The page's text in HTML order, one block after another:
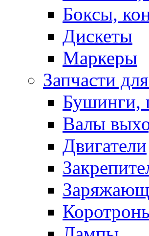
Боксы,
Дискеты
Маркеры
Запчасти
Бушинги,
Валы
Двигатели